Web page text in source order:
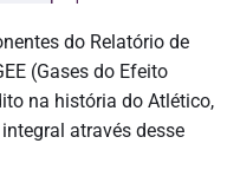
do Relatório de
(Gases do Efeito
na história do Atlético,
através desse